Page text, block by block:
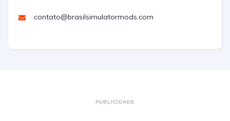
contato@brasilsimulatormods.com
PUBLICIDADE